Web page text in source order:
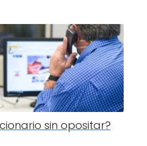
sin opositar?